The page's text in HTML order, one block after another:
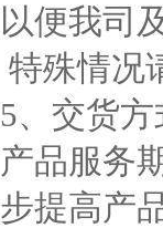
以便我司
特殊情况
5、交货
产品服务
步提高产